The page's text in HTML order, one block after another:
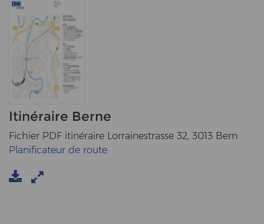
Itinéraire Berne
Fichier PDF itinéraire Lorrainestrasse 32, 3013 Bern
Planificateur de route